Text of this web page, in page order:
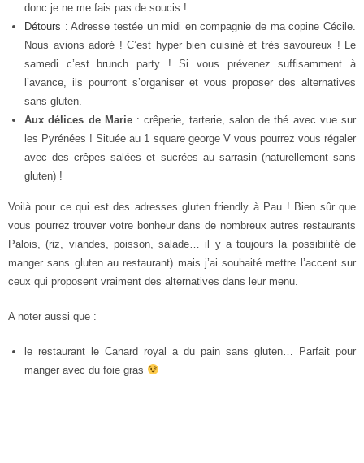
donc je ne me fais pas de soucis !
Détours : Adresse testée un midi en compagnie de ma copine Cécile.
Nous avions adoré ! C’est hyper bien cuisiné et très savoureux ! Le
samedi c’est brunch party ! Si vous prévenez suffisamment à
l’avance, ils pourront s’organiser et vous proposer des alternatives
sans gluten.
Aux délices de Marie: crêperie, tarterie, salon de thé avec vue sur
les Pyrénées ! Située au 1 square george V vous pourrez vous régaler
avec des crêpes salées et sucrées au sarrasin (naturellement sans
gluten) !
Voilà pour ce qui est des adresses gluten friendly à Pau ! Bien sûr que
vous pourrez trouver votre bonheur dans de nombreux autres restaurants
Palois, (riz, viandes, poisson, salade… il y a toujours la possibilité de
manger sans gluten au restaurant) mais j’ai souhaité mettre l’accent sur
ceux qui proposent vraiment des alternatives dans leur menu.
A noter aussi que :
le restaurant le Canard royal a du pain sans gluten… Parfait pour
manger avec du foie gras